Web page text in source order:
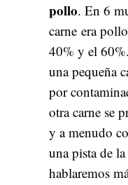
pollo. En 6
carne era
40% y el
una pequeña
por
otra carne se
y a menudo
una pista de
hablaremos